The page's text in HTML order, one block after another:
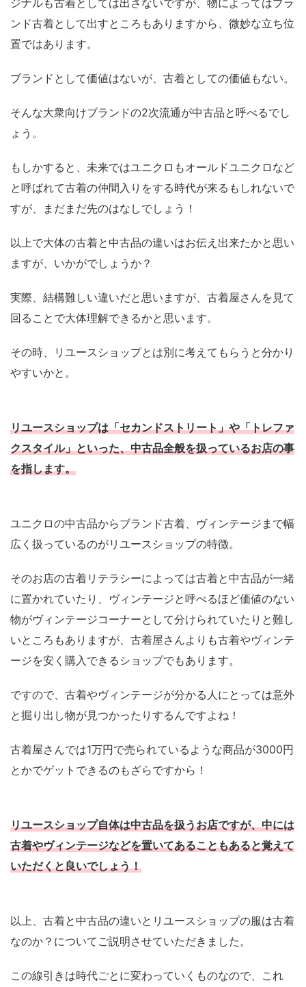
ンド古着として出すところもありますから、微妙な立ち位
置ではあります。
ブランドとして価値はないが、古着としての価値もない。
そんな大衆向けブランドの2次流通が中古品と呼べるでし
ょう。
もしかすると、未来ではユニクロもオールドユニクロなど
と呼ばれて古着の仲間入りをする時代が来るもしれないで
すが、まだまだ先のはなしでしょう！
以上で大体の古着と中古品の違いはお伝え出来たかと思い
ますが、いかがでしょうか？
実際、結構難しい違いだと思いますが、古着屋さんを見て
回ることで大体理解できるかと思います。
その時、リユースショップとは別に考えてもらうと分かり
やすいかと。
リユースショップは「セカンドストリート」や「トレファ
クスタイル」といった、中古品全般を扱っているお店の事
を指します。
ユニクロの中古品からブランド古着、ヴィンテージまで幅
広く扱っているのがリユースショップの特徴。
そのお店の古着リテラシーによっては古着と中古品が一緒
に置かれていたり、ヴィンテージと呼べるほど価値のない
物がヴィンテージコーナーとして分けられていたりと難し
いところもありますが、古着屋さんよりも古着やヴィンテ
ージを安く購入できるショップでもあります。
ですので、古着やヴィンテージが分かる人にとっては意外
と掘り出し物が見つかったりするんですよね！
古着屋さんでは1万円で売られているような商品が3000円
とかでゲットできるのもざらですから！
リユースショップ自体は中古品を扱うお店ですが、中には
古着やヴィンテージなどを置いてあることもあると覚えて
いただくと良いでしょう！
以上、古着と中古品の違いとリユースショップの服は古着
なのか？についてご説明させていただきました。
この線引きは時代ごとに変わっていくものなので、これ